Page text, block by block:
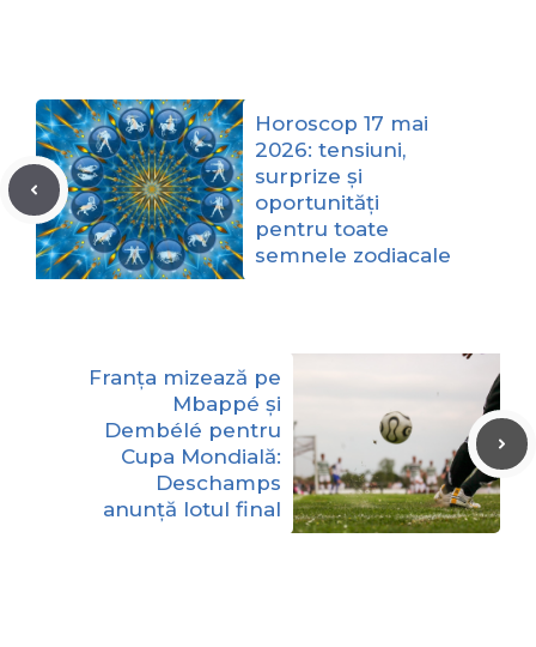
Horoscop 17 mai
2026: tensiuni,
surprize și
oportunități
pentru toate
semnele zodiacale
Franța mizează pe
Mbappé și
Dembélé pentru
Cupa Mondială:
Deschamps
anunță lotul final